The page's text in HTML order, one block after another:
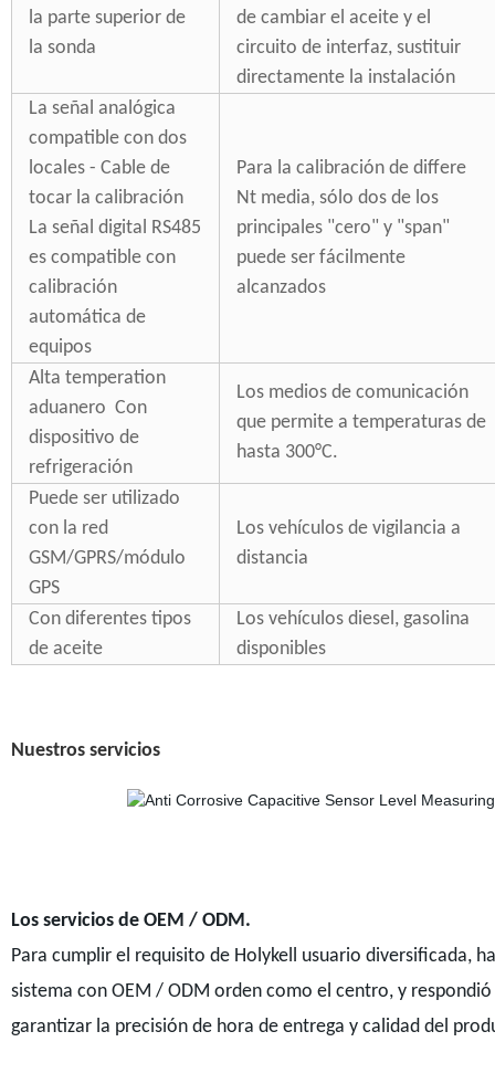
la parte superior de
la sonda
de cambiar el aceite y el
circuito de interfaz, sustituir
directamente la instalación
La señal analógica
compatible con dos
locales - Cable de
tocar la calibración
La señal digital RS485
es compatible con
calibración
automática de
equipos
Para la calibración de differe
Nt media, sólo dos de los
principales "cero" y "span"
puede ser fácilmente
alcanzados
Alta temperation
aduanero Con
dispositivo de
refrigeración
Los medios de comunicación
que permite a temperaturas de
hasta 300°C.
Puede ser utilizado
con la red
GSM/GPRS/módulo
GPS
Los vehículos de vigilancia a
distancia
Con diferentes tipos
de aceite
Los vehículos diesel, gasolina
disponibles
Nuestros servicios
Los servicios de OEM / ODM.
Para cumplir el requisito de Holykell usuario diversificada,
sistema con OEM / ODM orden como el centro, y
garantizar la precisión de hora de entrega y calidad del